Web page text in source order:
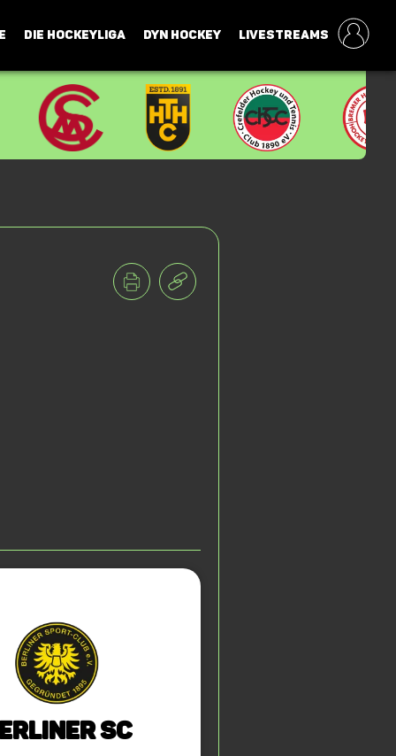
DIE HOCKEYLIGA DYN HOCKEY LIVESTREAMS
SC